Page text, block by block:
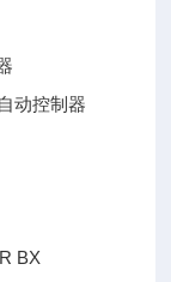
自动控制器
BX